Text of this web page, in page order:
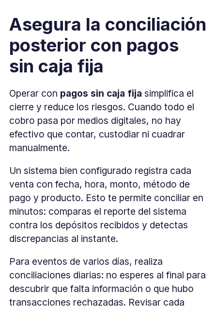
Asegura la conciliación
posterior con pagos
sin caja fija
Operar con pagos sin caja fija simplifica el
cierre y reduce los riesgos. Cuando todo el
cobro pasa por medios digitales, no hay
efectivo que contar, custodiar ni cuadrar
manualmente.
Un sistema bien configurado registra cada
venta con fecha, hora, monto, método de
pago y producto. Esto te permite conciliar en
minutos: comparas el reporte del sistema
contra los depósitos recibidos y detectas
discrepancias al instante.
Para eventos de varios días, realiza
conciliaciones diarias: no esperes al final para
descubrir que falta información o que hubo
transacciones rechazadas. Revisar cada